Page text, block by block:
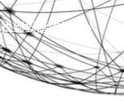
到對應的資訊。